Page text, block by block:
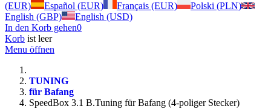
(EUR)
Español (EUR) Français (EUR)
Polski (PLN)
English (GBP)
English (USD)
In den Korb gehen0
Korb ist leer
Menu öffnen
TUNING
für Bafang
SpeedBox 3.1 B.Tuning für Bafang (4-poliger Stecker)